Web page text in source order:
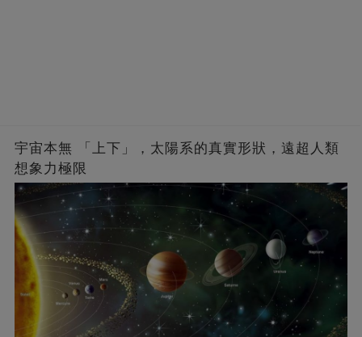
宇宙本無 「上下」，太陽系的真實形狀，遠超人類
想象力極限